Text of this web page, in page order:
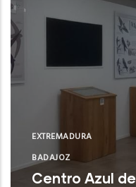
EXTREMADURA
BADAJOZ
Centro Azul